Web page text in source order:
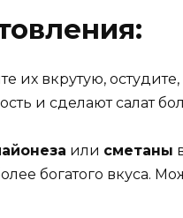
их вкрутую,
и сделают салат
или сметаны
богатого вкуса.